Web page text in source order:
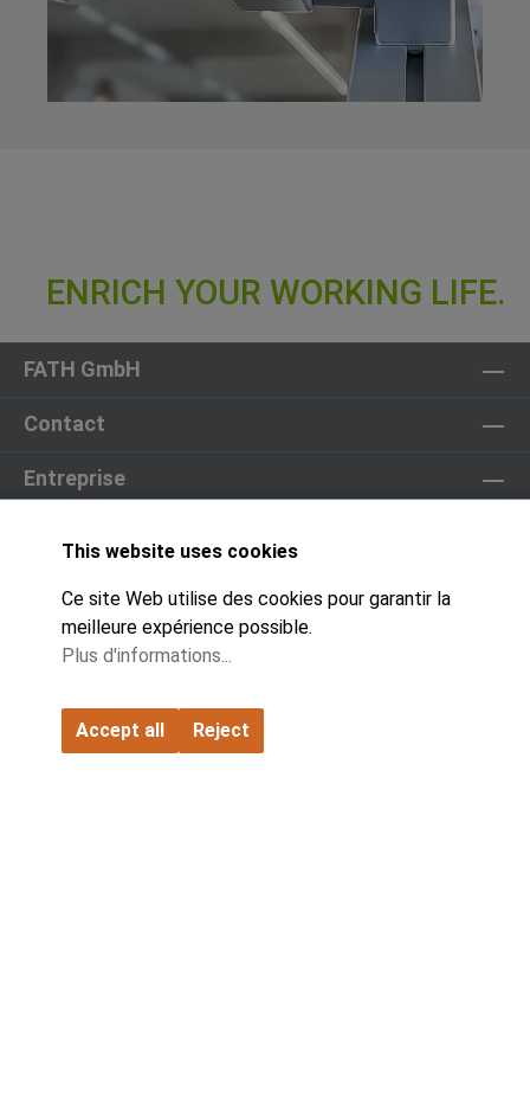
FATH GmbH
Contact
Entreprise
Gamme de produits
Catalogues et téléchargements
This website uses cookies
Ce site Web utilise des cookies pour garantir la
meilleure expérience possible.
Plus d'informations...
Accept all Reject